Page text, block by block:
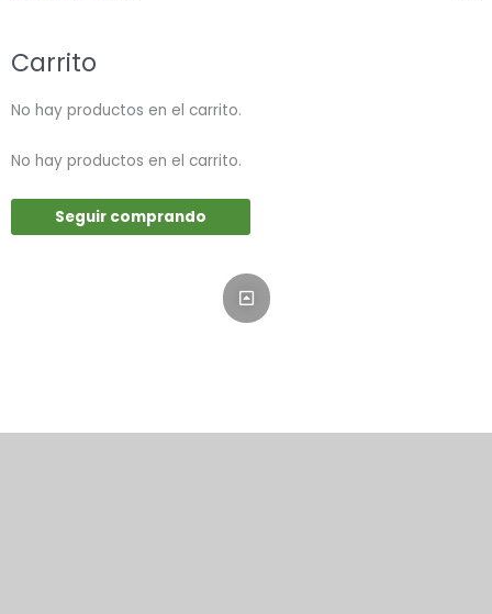
Carrito
No hay productos en el carrito.
No hay productos en el carrito.
Seguir comprando